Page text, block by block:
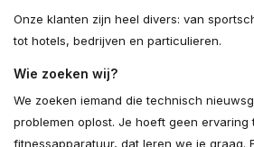
Onze klanten zijn heel divers: van
tot hotels, bedrijven en particulieren.
Wie zoeken wij?
We zoeken iemand die technisch
problemen oplost. Je hoeft geen ervaring
fitnessapparatuur, dat leren we je graag.